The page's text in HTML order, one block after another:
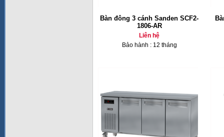
Bàn đông 3 cánh Sanden SCF2-
1806-AR
Liên hệ
Bảo hành : 12 tháng